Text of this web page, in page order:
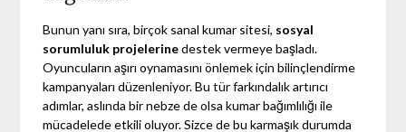
Bunun yanı sıra, birçok sanal kumar sitesi, sosyal
sorumluluk projelerinedestek vermeye başladı.
Oyuncuların aşırı oynamasını önlemek için bilinçlendirme
kampanyaları düzenleniyor. Bu tür farkındalık artırıcı
adımlar, aslında bir nebze de olsa kumar bağımlılığı ile
mücadelede etkili oluyor. Sizce de bu karmaşık durumda